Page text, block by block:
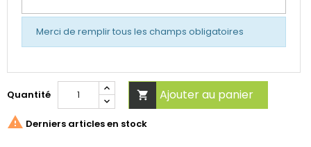
Merci de remplir tous les champs obligatoires
Quantité  Ajouter au panier
 Derniers articles en stock